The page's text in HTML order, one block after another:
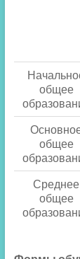
общее
общее
Среднее
общее